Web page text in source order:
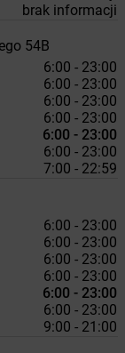
brak informacji
54B
6:00 - 23:00
6:00 - 23:00
6:00 - 23:00
6:00 - 23:00
6:00 - 23:00
6:00 - 23:00
7:00 - 22:59
6:00 - 23:00
6:00 - 23:00
6:00 - 23:00
6:00 - 23:00
6:00 - 23:00
6:00 - 23:00
9:00 - 21:00